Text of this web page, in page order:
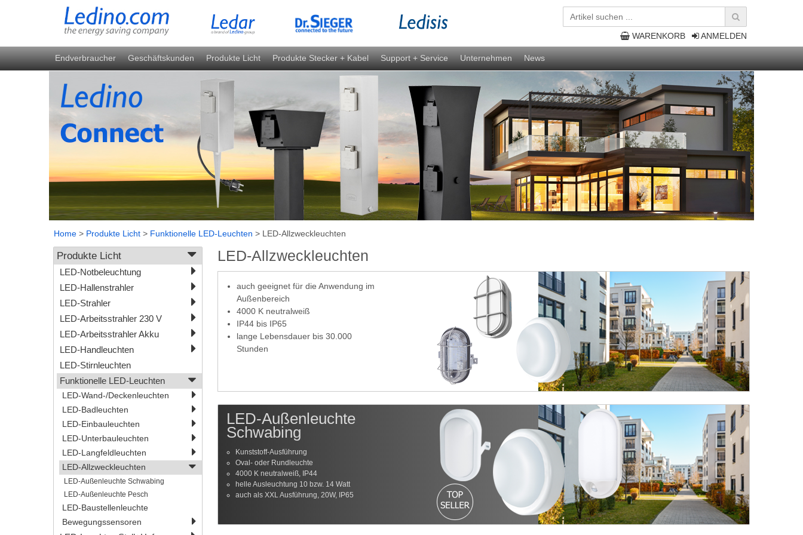
ANMELDEN
WARENKORB
Endverbraucher Geschäftskunden Produkte Licht Produkte Stecker + Kabel Support + Service Unternehmen News
Home > Produkte Licht > Funktionelle LED-Leuchten > LED-Allzweckleuchten
Produkte Licht
LED-Notbeleuchtung
LED-Hallenstrahler
LED-Strahler
LED-Arbeitsstrahler 230 V
LED-Arbeitsstrahler Akku
LED-Handleuchten
LED-Stirnleuchten
Funktionelle LED-Leuchten
LED-Wand-/Deckenleuchten
LED-Badleuchten
LED-Einbauleuchten
LED-Unterbauleuchten
LED-Langfeldleuchten
LED-Allzweckleuchten
LED-Außenleuchte Schwabing
LED-Außenleuchte Pesch
LED-Baustellenleuchte
Bewegungssensoren
LED-Allzweckleuchten
auch geeignet für die Anwendung im
Außenbereich
4000 K neutralweiß
IP44 bis IP65
lange Lebensdauer bis 30.000
Stunden
LED-Außenleuchte
Schwabing
Kunststoff-Ausführung
Oval- oder Rundleuchte
4000 K neutralweiß, IP44
helle Ausleuchtung 10 bzw. 14 Watt
auch als XXL Ausführung, 20W, IP65